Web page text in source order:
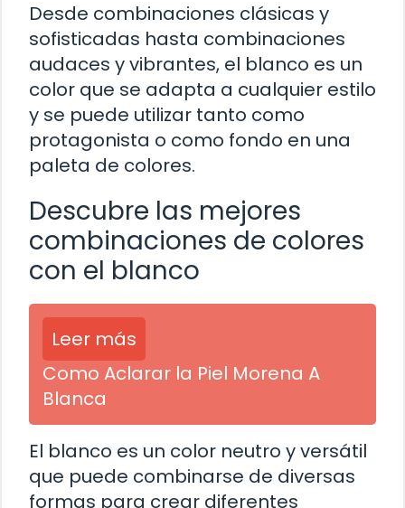
Desde combinaciones clásicas y
sofisticadas hasta combinaciones
audaces y vibrantes, el blanco es un
color que se adapta a cualquier estilo
y se puede utilizar tanto como
protagonista o como fondo en una
paleta de colores.
Descubre las mejores
combinaciones de colores
con el blanco
Leer más
Como Aclarar la Piel Morena A
Blanca
El blanco es un color neutro y versátil
que puede combinarse de diversas
formas para crear diferentes